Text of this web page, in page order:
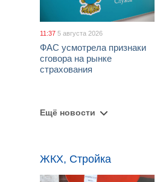
11:37 5 августа 2026
ФАС усмотрела признаки
сговора на рынке
страхования
Ещё новости
ЖКХ, Стройка